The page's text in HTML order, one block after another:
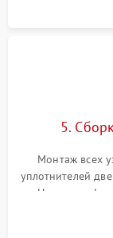
5.
Монтаж всех
уплотнителей
Надежная
сборка